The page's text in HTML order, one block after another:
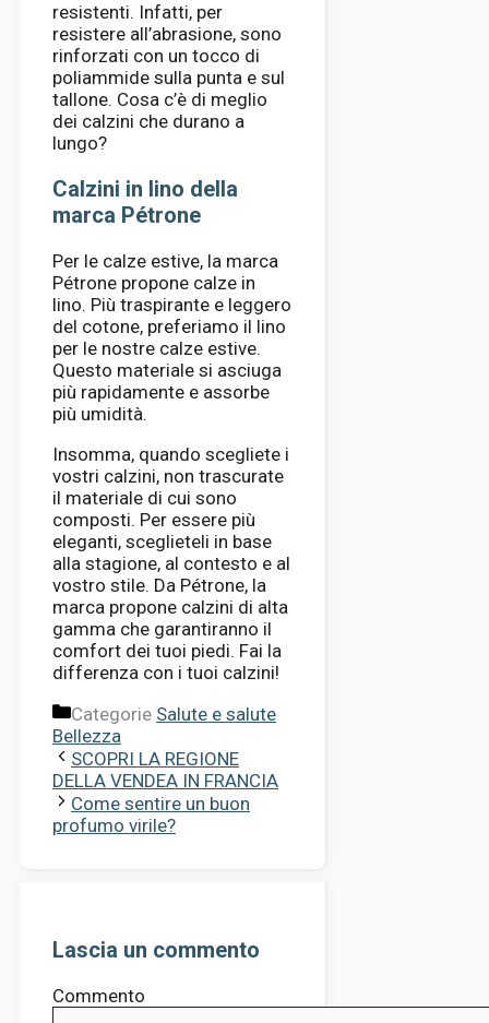
resistenti. Infatti, per
resistere all’abrasione, sono
rinforzati con un tocco di
poliammide sulla punta e sul
tallone. Cosa c’è di meglio
dei calzini che durano a
lungo?
Calzini in lino della
marca Pétrone
Per le calze estive, la marca
Pétrone propone calze in
lino. Più traspirante e leggero
del cotone, preferiamo il lino
per le nostre calze estive.
Questo materiale si asciuga
più rapidamente e assorbe
più umidità.
Insomma, quando scegliete i
vostri calzini, non trascurate
il materiale di cui sono
composti. Per essere più
eleganti, sceglieteli in base
alla stagione, al contesto e al
vostro stile. Da Pétrone, la
marca propone calzini di alta
gamma che garantiranno il
comfort dei tuoi piedi. Fai la
differenza con i tuoi calzini!
Categorie Salute e salute
Bellezza
SCOPRI LA REGIONE
DELLA VENDEA IN FRANCIA
Come sentire un buon
profumo virile?
Lascia un commento
Commento